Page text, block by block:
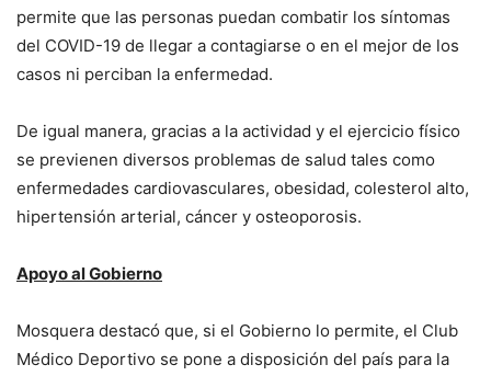
permite que las personas puedan combatir los síntomas
del COVID-19 de llegar a contagiarse o en el mejor de los
casos ni perciban la enfermedad.
De igual manera, gracias a la actividad y el ejercicio físico
se previenen diversos problemas de salud tales como
enfermedades cardiovasculares, obesidad, colesterol alto,
hipertensión arterial, cáncer y osteoporosis.
Apoyo al Gobierno
Mosquera destacó que, si el Gobierno lo permite, el Club
Médico Deportivo se pone a disposición del país para la